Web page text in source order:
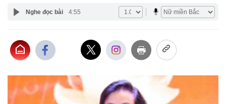
Nghe đọc bài 4:55